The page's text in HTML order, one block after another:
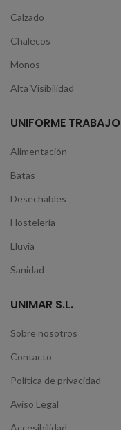
Calzado
Chalecos
Monos
Alta Visibilidad
UNIFORME TRABAJO
Alimentación
Batas
Desechables
Hostelería
Lluvia
Sanidad
UNIMAR S.L.
Sobre nosotros
Contacto
Política de privacidad
Aviso Legal
Accesibilidad